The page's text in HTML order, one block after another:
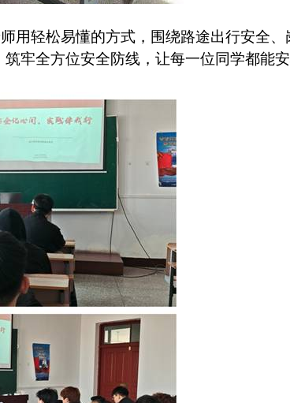
用轻松易懂的方式，围绕路途出行安全
牢全方位安全防线，让每一位同学都能安